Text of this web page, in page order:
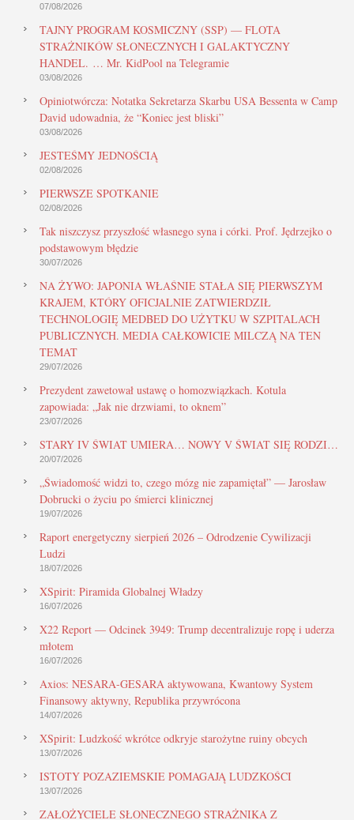
07/08/2026
TAJNY PROGRAM KOSMICZNY (SSP) — FLOTA
STRAŻNIKÓW SŁONECZNYCH I GALAKTYCZNY
HANDEL. … Mr. KidPool na Telegramie
03/08/2026
Opiniotwórcza: Notatka Sekretarza Skarbu USA Bessenta w Camp
David udowadnia, że “Koniec jest bliski”
03/08/2026
JESTEŚMY JEDNOŚCIĄ
02/08/2026
PIERWSZE SPOTKANIE
02/08/2026
Tak niszczysz przyszłość własnego syna i córki. Prof. Jędrzejko o
podstawowym błędzie
30/07/2026
NA ŻYWO: JAPONIA WŁAŚNIE STAŁA SIĘ PIERWSZYM
KRAJEM, KTÓRY OFICJALNIE ZATWIERDZIŁ
TECHNOLOGIĘ MEDBED DO UŻYTKU W SZPITALACH
PUBLICZNYCH. MEDIA CAŁKOWICIE MILCZĄ NA TEN
TEMAT
29/07/2026
Prezydent zawetował ustawę o homozwiązkach. Kotula
zapowiada: „Jak nie drzwiami, to oknem”
23/07/2026
STARY IV ŚWIAT UMIERA… NOWY V ŚWIAT SIĘ RODZI…
20/07/2026
„Świadomość widzi to, czego mózg nie zapamiętał” — Jarosław
Dobrucki o życiu po śmierci klinicznej
19/07/2026
Raport energetyczny sierpień 2026 – Odrodzenie Cywilizacji
Ludzi
18/07/2026
XSpirit: Piramida Globalnej Władzy
16/07/2026
X22 Report — Odcinek 3949: Trump decentralizuje ropę i uderza
młotem
16/07/2026
Axios: NESARA-GESARA aktywowana, Kwantowy System
Finansowy aktywny, Republika przywrócona
14/07/2026
XSpirit: Ludzkość wkrótce odkryje starożytne ruiny obcych
13/07/2026
ISTOTY POZAZIEMSKIE POMAGAJĄ LUDZKOŚCI
13/07/2026
ZAŁOŻYCIELE SŁONECZNEGO STRAŻNIKA Z